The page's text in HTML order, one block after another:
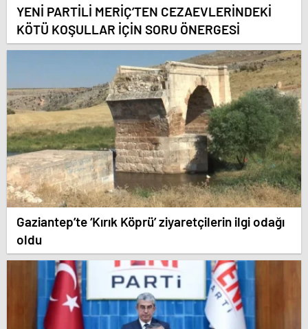
YENİ PARTİLİ MERİÇ’TEN CEZAEVLERİNDEKİ
KÖTÜ KOŞULLAR İÇİN SORU ÖNERGESİ
Gaziantep’te ‘Kırık Köprü’ ziyaretçilerin ilgi odağı
oldu